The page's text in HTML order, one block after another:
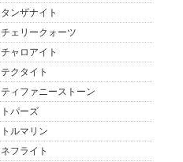
タンザナイト
チェリークォーツ
チャロアイト
テクタイト
ティファニーストーン
トパーズ
トルマリン
ネフライト